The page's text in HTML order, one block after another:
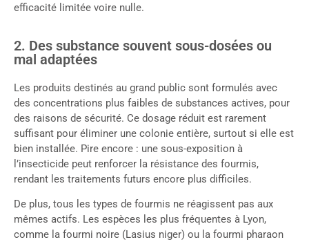
efficacité limitée voire nulle.
2. Des substance souvent sous-dosées ou
mal adaptées
Les produits destinés au grand public sont formulés avec
des concentrations plus faibles de substances actives, pour
des raisons de sécurité. Ce dosage réduit est rarement
suffisant pour éliminer une colonie entière, surtout si elle est
bien installée. Pire encore : une sous-exposition à
l’insecticide peut renforcer la résistance des fourmis,
rendant les traitements futurs encore plus difficiles.
De plus, tous les types de fourmis ne réagissent pas aux
mêmes actifs. Les espèces les plus fréquentes à Lyon,
comme la fourmi noire (Lasius niger) ou la fourmi pharaon